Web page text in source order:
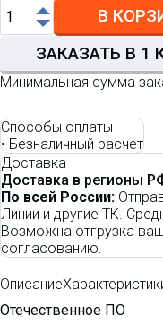
В
ЗАКАЗАТЬ В 1
Минимальная сумма
Способы оплаты
• Безналичный расчет
Доставка
Доставка в регионы
По всей России:
Линии и другие ТК.
Возможна отгрузка
согласованию.
Описание
Отечественное ПО